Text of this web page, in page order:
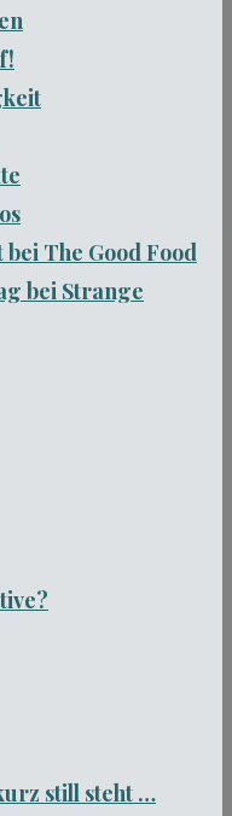
The Good Food
bei Strange
still steht …